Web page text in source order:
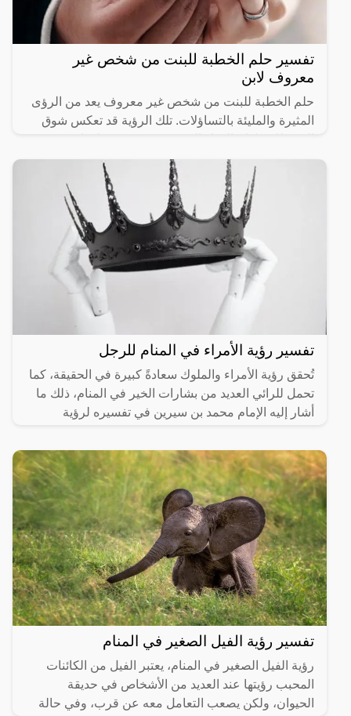
تفسير حلم الخطبة للبنت من شخص غير
معروف لابن
حلم الخطبة للبنت من شخص غير معروف يعد من الرؤى
المثيرة والمليئة بالتساؤلات. تلك الرؤية قد تعكس شوق
الغموض
تفسير رؤية الأمراء في المنام للرجل
تُحقق رؤية الأمراء والملوك سعادةً كبيرة في الحقيقة، كما
تحمل للرائي العديد من بشارات الخير في المنام، ذلك ما
أشار إليه الإمام محمد بن سيرين في تفسيره لرؤية
تفسير رؤية الفيل الصغير في المنام
رؤية الفيل الصغير في المنام، يعتبر الفيل من الكائنات
المحبب رؤيتها عند العديد من الأشخاص في حديقة
الحيوان، ولكن يصعب التعامل معه عن قرب، وفي حالة